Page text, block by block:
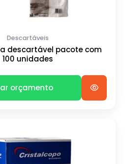
Descartáveis
descartável pacote com
100 unidades
orçamento